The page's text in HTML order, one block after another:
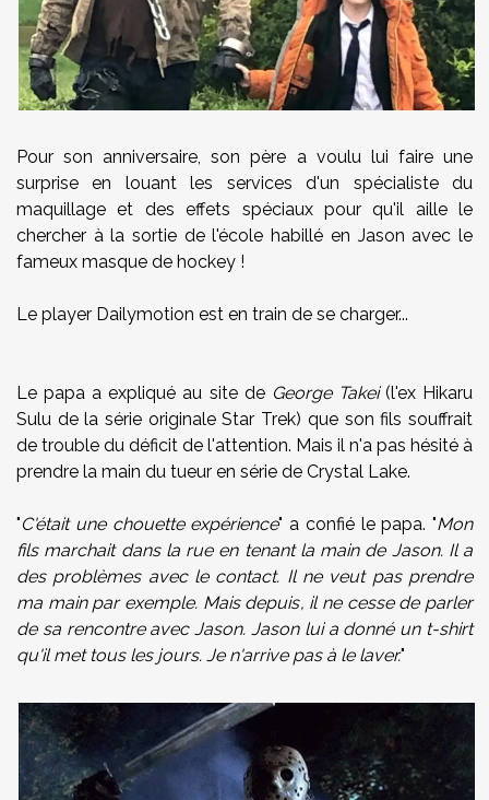
Pour son anniversaire, son père a voulu lui faire une
surprise en louant les services d'un spécialiste du
maquillage et des effets spéciaux pour qu'il aille le
chercher à la sortie de l'école habillé en Jason avec le
fameux masque de hockey !
Le player Dailymotion est en train de se charger...
Le papa a expliqué au site de George Takei(l'ex Hikaru
Sulu de la série originale Star Trek) que son fils souffrait
de trouble du déficit de l'attention. Mais il n'a pas hésité à
prendre la main du tueur en série de Crystal Lake.
"C'était une chouette expérience" a confié le papa. "Mon
fils marchait dans la rue en tenant la main de Jason. Il a
des problèmes avec le contact. Il ne veut pas prendre
ma main par exemple. Mais depuis, il ne cesse de parler
de sa rencontre avec Jason. Jason lui a donné un t-shirt
qu'il met tous les jours. Je n'arrive pas à le laver."